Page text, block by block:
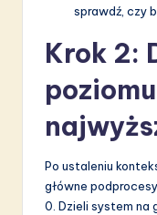
sprawdź, czy
Krok 2:
Po ustaleniu
główne
0. Dzieli system na